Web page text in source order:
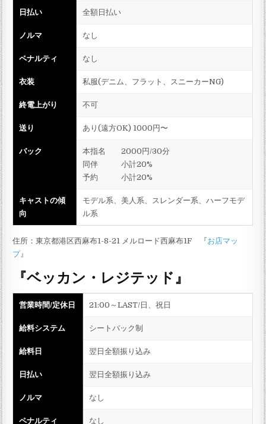
日払い 全額日払い
ノルマ なし
ペナルティ なし
衣装 私服(デニム、フラット、スニーカーNG)
終電上がり 不可
送り あり(遠方OK) 1000円〜
バック
本指名 2000円/30分
同伴 小計20%
予約 小計20%
キャストの傾
向
モデル系、美人系、スレンダー系、ハーフモデ
ル系
住所：東京都港区西麻布1-8-21 メルロード西麻布1F 『お店マッ
プ』
『ベッカン・レジテッド』
営業時間/定休日 21:00～LAST/日、祝日
給料システム シートバック制
給料日 翌日全額振り込み
日払い 翌日全額振り込み
ノルマ なし
ペナルティ なし